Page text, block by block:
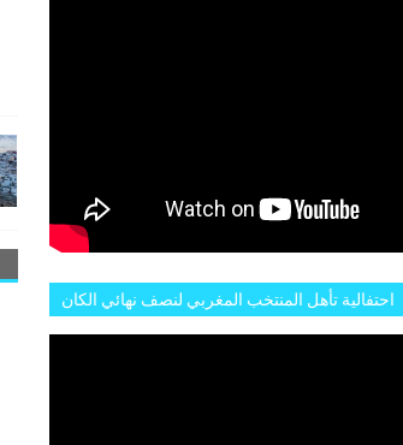
احتفالية تأهل المنتخب المغربي لنصف نهائي الكان